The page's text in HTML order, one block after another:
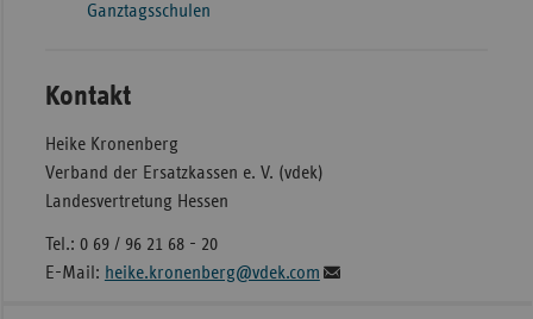
Ganztagsschulen
Kontakt
Heike Kronenberg
Verband der Ersatzkassen e. V. (vdek)
Landesvertretung Hessen
Tel.: 0 69 / 96 21 68 - 20
E-Mail: heike.kronenberg@vdek.com